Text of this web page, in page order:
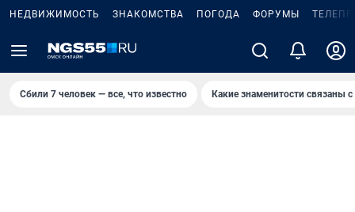
НЕДВИЖИМОСТЬ ЗНАКОМСТВА ПОГОДА ФОРУМЫ
Сбили 7 человек — все, что известно Какие знаменитости связаны